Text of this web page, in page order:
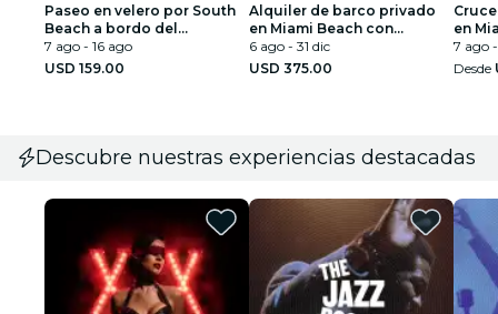
Paseo en velero por South
Beach a bordo del
Caribbean Spirit
7 ago - 16 ago
USD 159.00
Alquiler de barco privado
en Miami Beach con
capitán, snorkel y
Millionaire Row
6 ago - 31 dic
USD 375.00
en
7 ago
Desde
Descubre nuestras experiencias destacadas